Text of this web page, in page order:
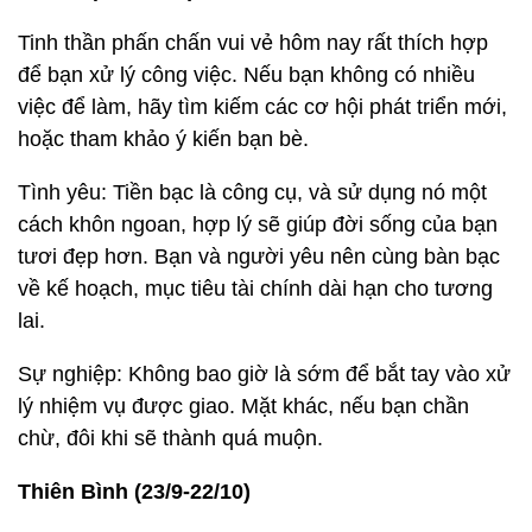
Tinh thần phấn chấn vui vẻ hôm nay rất thích hợp
để bạn xử lý công việc. Nếu bạn không có nhiều
việc để làm, hãy tìm kiếm các cơ hội phát triển mới,
hoặc tham khảo ý kiến bạn bè.
Tình yêu: Tiền bạc là công cụ, và sử dụng nó một
cách khôn ngoan, hợp lý sẽ giúp đời sống của bạn
tươi đẹp hơn. Bạn và người yêu nên cùng bàn bạc
về kế hoạch, mục tiêu tài chính dài hạn cho tương
lai.
Sự nghiệp: Không bao giờ là sớm để bắt tay vào xử
lý nhiệm vụ được giao. Mặt khác, nếu bạn chần
chừ, đôi khi sẽ thành quá muộn.
Thiên Bình (23/9-22/10)